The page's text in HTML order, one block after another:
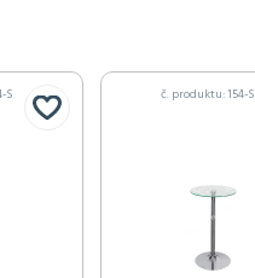
S č. produktu: 154-S